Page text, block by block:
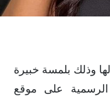
وذلك بلمسة خبيرة
الرسمية على موقع